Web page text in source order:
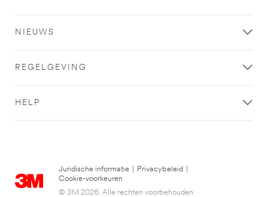
NIEUWS
REGELGEVING
HELP
Juridische informatie Privacybeleid
Cookie-voorkeuren
© 3M 2026. Alle rechten voorbehouden.